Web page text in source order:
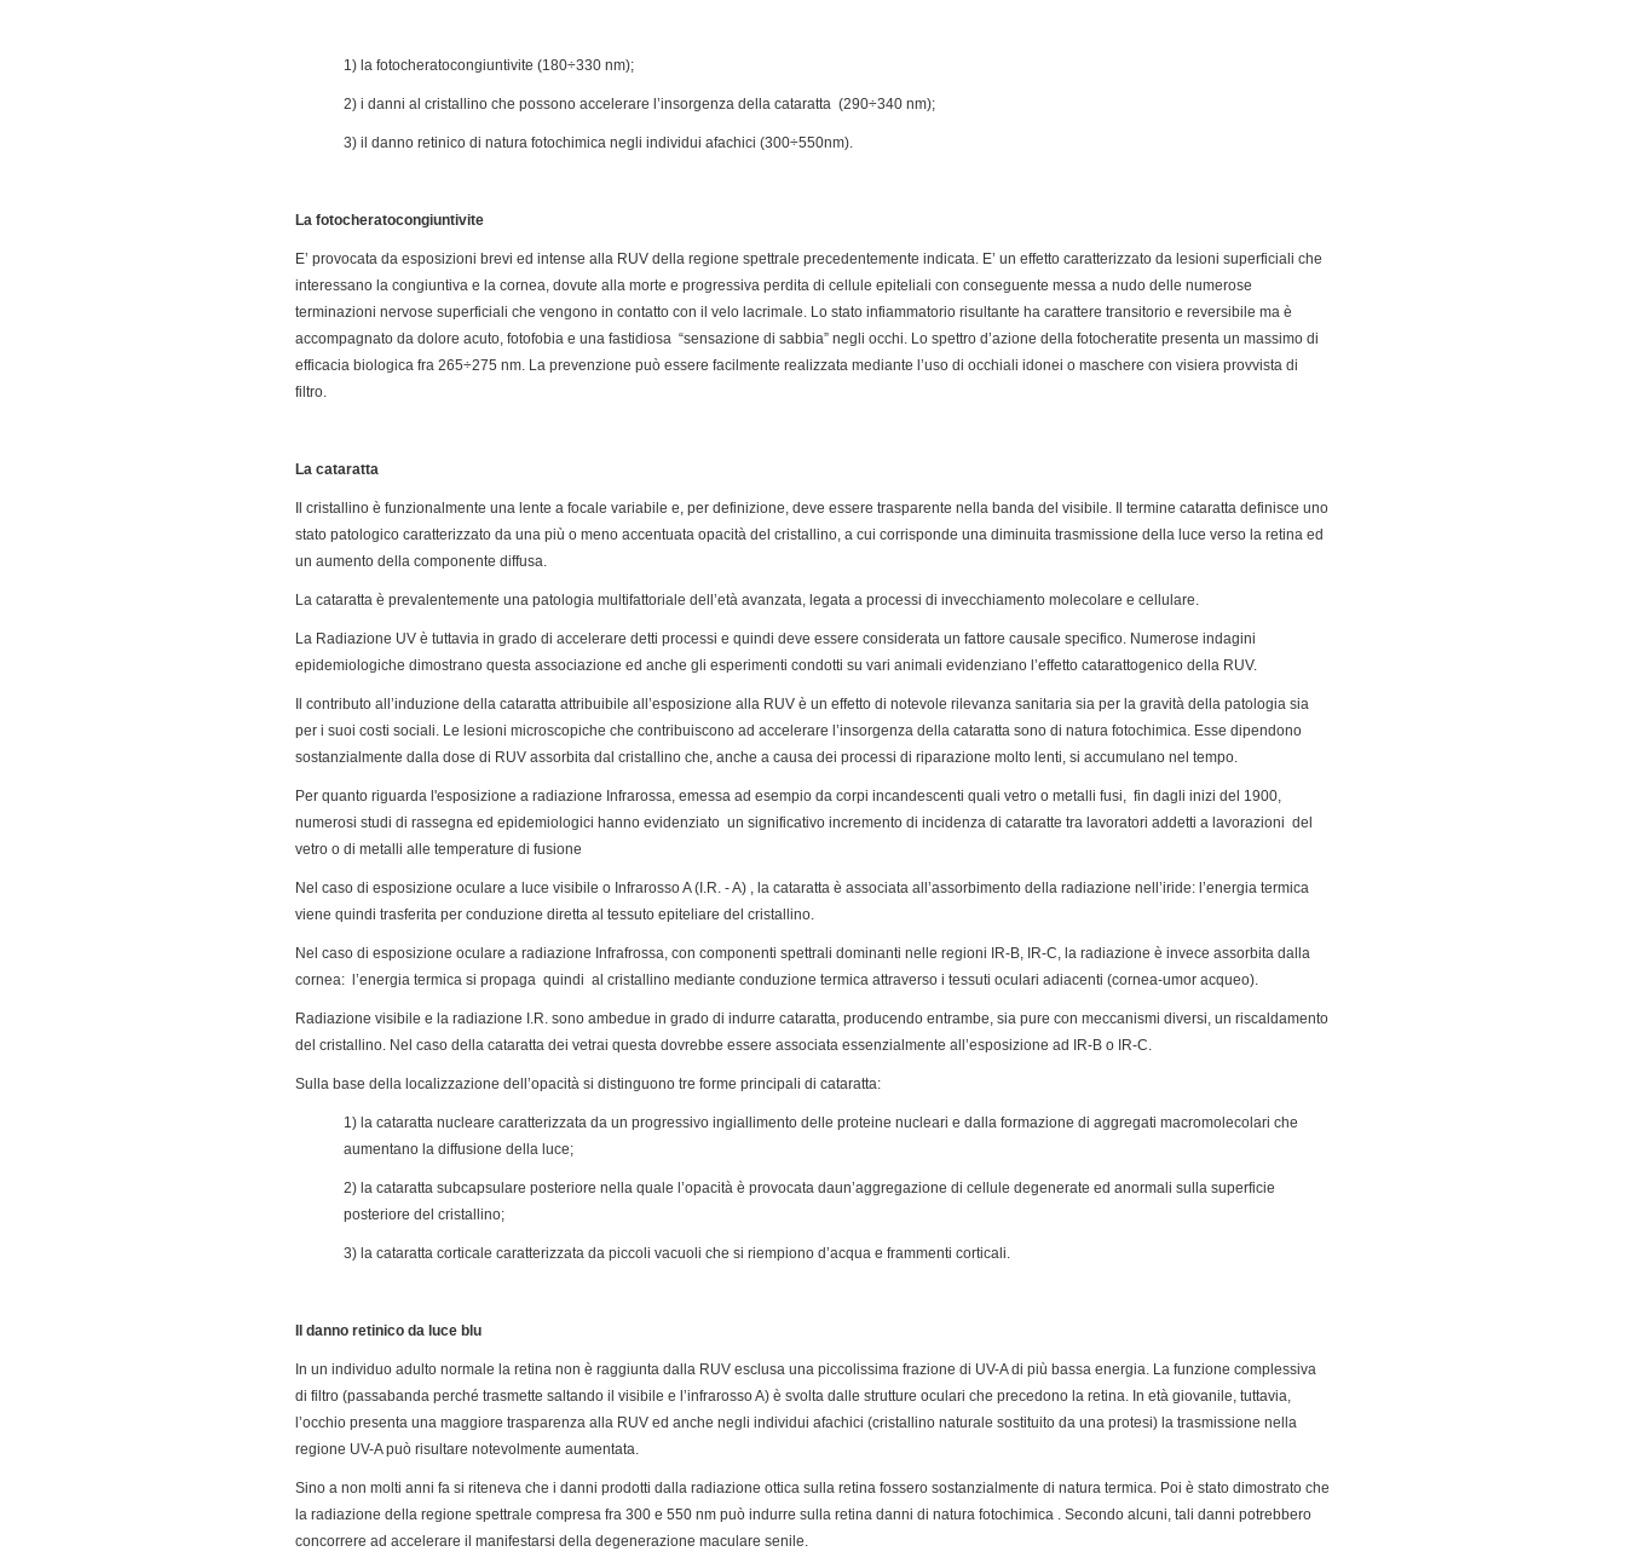
1) la fotocheratocongiuntivite (180÷330 nm);
2) i danni al cristallino che possono accelerare l’insorgenza della cataratta (290÷340 nm);
3) il danno retinico di natura fotochimica negli individui afachici (300÷550nm).
La fotocheratocongiuntivite
E’ provocata da esposizioni brevi ed intense alla RUV della regione spettrale precedentemente indicata. E’ un effetto caratterizzato da lesioni superficiali che
interessano la congiuntiva e la cornea, dovute alla morte e progressiva perdita di cellule epiteliali con conseguente messa a nudo delle numerose
terminazioni nervose superficiali che vengono in contatto con il velo lacrimale. Lo stato infiammatorio risultante ha carattere transitorio e reversibile ma è
accompagnato da dolore acuto, fotofobia e una fastidiosa “sensazione di sabbia” negli occhi. Lo spettro d’azione della fotocheratite presenta un massimo di
efficacia biologica fra 265÷275 nm. La prevenzione può essere facilmente realizzata mediante l’uso di occhiali idonei o maschere con visiera provvista di
filtro.
La cataratta
Il cristallino è funzionalmente una lente a focale variabile e, per definizione, deve essere trasparente nella banda del visibile. Il termine cataratta definisce uno
stato patologico caratterizzato da una più o meno accentuata opacità del cristallino, a cui corrisponde una diminuita trasmissione della luce verso la retina ed
un aumento della componente diffusa.
La cataratta è prevalentemente una patologia multifattoriale dell’età avanzata, legata a processi di invecchiamento molecolare e cellulare.
La Radiazione UV è tuttavia in grado di accelerare detti processi e quindi deve essere considerata un fattore causale specifico. Numerose indagini
epidemiologiche dimostrano questa associazione ed anche gli esperimenti condotti su vari animali evidenziano l’effetto catarattogenico della RUV.
Il contributo all’induzione della cataratta attribuibile all’esposizione alla RUV è un effetto di notevole rilevanza sanitaria sia per la gravità della patologia sia
per i suoi costi sociali. Le lesioni microscopiche che contribuiscono ad accelerare l’insorgenza della cataratta sono di natura fotochimica. Esse dipendono
sostanzialmente dalla dose di RUV assorbita dal cristallino che, anche a causa dei processi di riparazione molto lenti, si accumulano nel tempo.
Per quanto riguarda l'esposizione a radiazione Infrarossa, emessa ad esempio da corpi incandescenti quali vetro o metalli fusi, fin dagli inizi del 1900,
numerosi studi di rassegna ed epidemiologici hanno evidenziato un significativo incremento di incidenza di cataratte tra lavoratori addetti a lavorazioni del
vetro o di metalli alle temperature di fusione
Nel caso di esposizione oculare a luce visibile o Infrarosso A (I.R. - A) , la cataratta è associata all’assorbimento della radiazione nell’iride: l’energia termica
viene quindi trasferita per conduzione diretta al tessuto epiteliare del cristallino.
Nel caso di esposizione oculare a radiazione Infrafrossa, con componenti spettrali dominanti nelle regioni IR-B, IR-C, la radiazione è invece assorbita dalla
cornea: l’energia termica si propaga quindi al cristallino mediante conduzione termica attraverso i tessuti oculari adiacenti (cornea-umor acqueo).
Radiazione visibile e la radiazione I.R. sono ambedue in grado di indurre cataratta, producendo entrambe, sia pure con meccanismi diversi, un riscaldamento
del cristallino. Nel caso della cataratta dei vetrai questa dovrebbe essere associata essenzialmente all’esposizione ad IR-B o IR-C.
Sulla base della localizzazione dell’opacità si distinguono tre forme principali di cataratta:
1) la cataratta nucleare caratterizzata da un progressivo ingiallimento delle proteine nucleari e dalla formazione di aggregati macromolecolari che
aumentano la diffusione della luce;
2) la cataratta subcapsulare posteriore nella quale l’opacità è provocata daun’aggregazione di cellule degenerate ed anormali sulla superficie
posteriore del cristallino;
3) la cataratta corticale caratterizzata da piccoli vacuoli che si riempiono d’acqua e frammenti corticali.
Il danno retinico da luce blu
In un individuo adulto normale la retina non è raggiunta dalla RUV esclusa una piccolissima frazione di UV-A di più bassa energia. La funzione complessiva
di filtro (passabanda perché trasmette saltando il visibile e l’infrarosso A) è svolta dalle strutture oculari che precedono la retina. In età giovanile, tuttavia,
l’occhio presenta una maggiore trasparenza alla RUV ed anche negli individui afachici (cristallino naturale sostituito da una protesi) la trasmissione nella
regione UV-A può risultare notevolmente aumentata.
Sino a non molti anni fa si riteneva che i danni prodotti dalla radiazione ottica sulla retina fossero sostanzialmente di natura termica. Poi è stato dimostrato che
la radiazione della regione spettrale compresa fra 300 e 550 nm può indurre sulla retina danni di natura fotochimica . Secondo alcuni, tali danni potrebbero
concorrere ad accelerare il manifestarsi della degenerazione maculare senile.